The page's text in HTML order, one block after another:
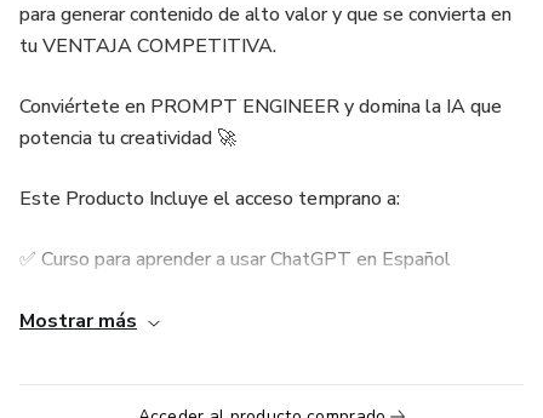
para generar contenido de alto valor y que se convierta en
tu VENTAJA COMPETITIVA.
Conviértete en PROMPT ENGINEER y domina la IA que
potencia tu creatividad 🚀
Este Producto Incluye el acceso temprano a:
✅ Curso para aprender a usar ChatGPT en Español
✅ Comunidad de WhatsApp para aportes y dudas
✅ Reuniones Virtuales semanales para Actualizarnos
Mostrar más